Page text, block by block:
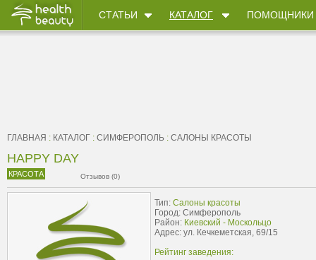
СТАТЬИ КАТАЛОГ ПОМОЩНИКИ
ГЛАВНАЯ : КАТАЛОГ : СИМФЕРОПОЛЬ : САЛОНЫ КРАСОТЫ
HAPPY DAY
КРАСОТА Отзывов (0)
Тип: Салоны красоты
Город: Симферополь
Район: Киевский - Москольцо
Адрес: ул. Кечкеметская, 69/15
Рейтинг заведения: